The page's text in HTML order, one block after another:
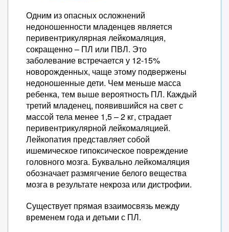
Одним из опасных осложнений
недоношенности младенцев является
перивентрикулярная лейкомаляция,
сокращенно – ПЛ или ПВЛ. Это
заболевание встречается у 12-15%
новорожденных, чаще этому подвержены
недоношенные дети. Чем меньше масса
ребенка, тем выше вероятность ПЛ. Каждый
третий младенец, появившийся на свет с
массой тела менее 1,5 – 2 кг, страдает
перивентрикулярной лейкомаляцией.
Лейкопатия представляет собой
ишемическое гипоксическое повреждение
головного мозга. Буквально лейкомаляция
обозначает размягчение белого вещества
мозга в результате некроза или дистрофии.
Существует прямая взаимосвязь между
временем года и детьми с ПЛ.